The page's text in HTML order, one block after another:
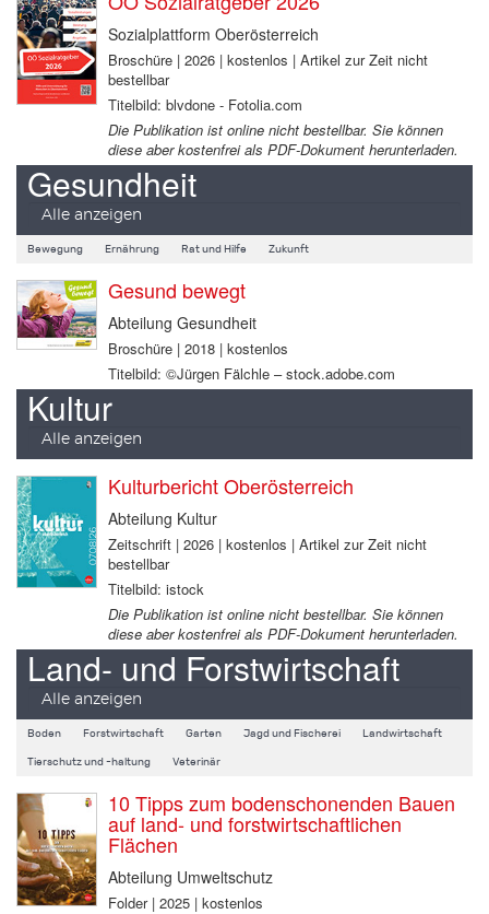
Sozialplattform Oberösterreich
Broschüre | 2026 | kostenlos | Artikel zur Zeit nicht
bestellbar
Titelbild: blvdone - Fotolia.com
Die Publikation ist online nicht bestellbar. Sie können
diese aber kostenfrei als PDF-Dokument herunterladen.
Gesundheit
Alle anzeigen
Bewegung Ernährung Rat und Hilfe Zukunft
Gesund bewegt
Abteilung Gesundheit
Broschüre | 2018 | kostenlos
Titelbild: ©Jürgen Fälchle – stock.adobe.com
Kultur
Alle anzeigen
Kulturbericht Oberösterreich
Abteilung Kultur
Zeitschrift | 2026 | kostenlos | Artikel zur Zeit nicht
bestellbar
Titelbild: istock
Die Publikation ist online nicht bestellbar. Sie können
diese aber kostenfrei als PDF-Dokument herunterladen.
Land- und Forstwirtschaft
Alle anzeigen
Boden Forstwirtschaft Garten Jagd und Fischerei Landwirtschaft
Tierschutz und -haltung Veterinär
10 Tipps zum bodenschonenden Bauen
auf land- und forstwirtschaftlichen
Flächen
Abteilung Umweltschutz
Folder | 2025 | kostenlos